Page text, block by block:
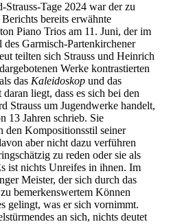
Tage 2024 war der zu
bereits erwähnte
Piano Trios am 11. Juni, der im
Garmisch-Partenkirchener
teilten sich Strauss und Heinrich
Werke kontrastierten
das Kaleidoskop und das
liegt, dass es sich bei den
Strauss um Jugendwerke handelt,
13 Jahren schrieb. Sie
den Kompositionsstil seiner
aber nicht dazu verführen
zu reden oder sie als
ist nichts Unreifes in ihnen. Im
Meister, der sich durch das
bemerkenswertem Können
gelingt, was er sich vornimmt.
an sich, nichts deutet